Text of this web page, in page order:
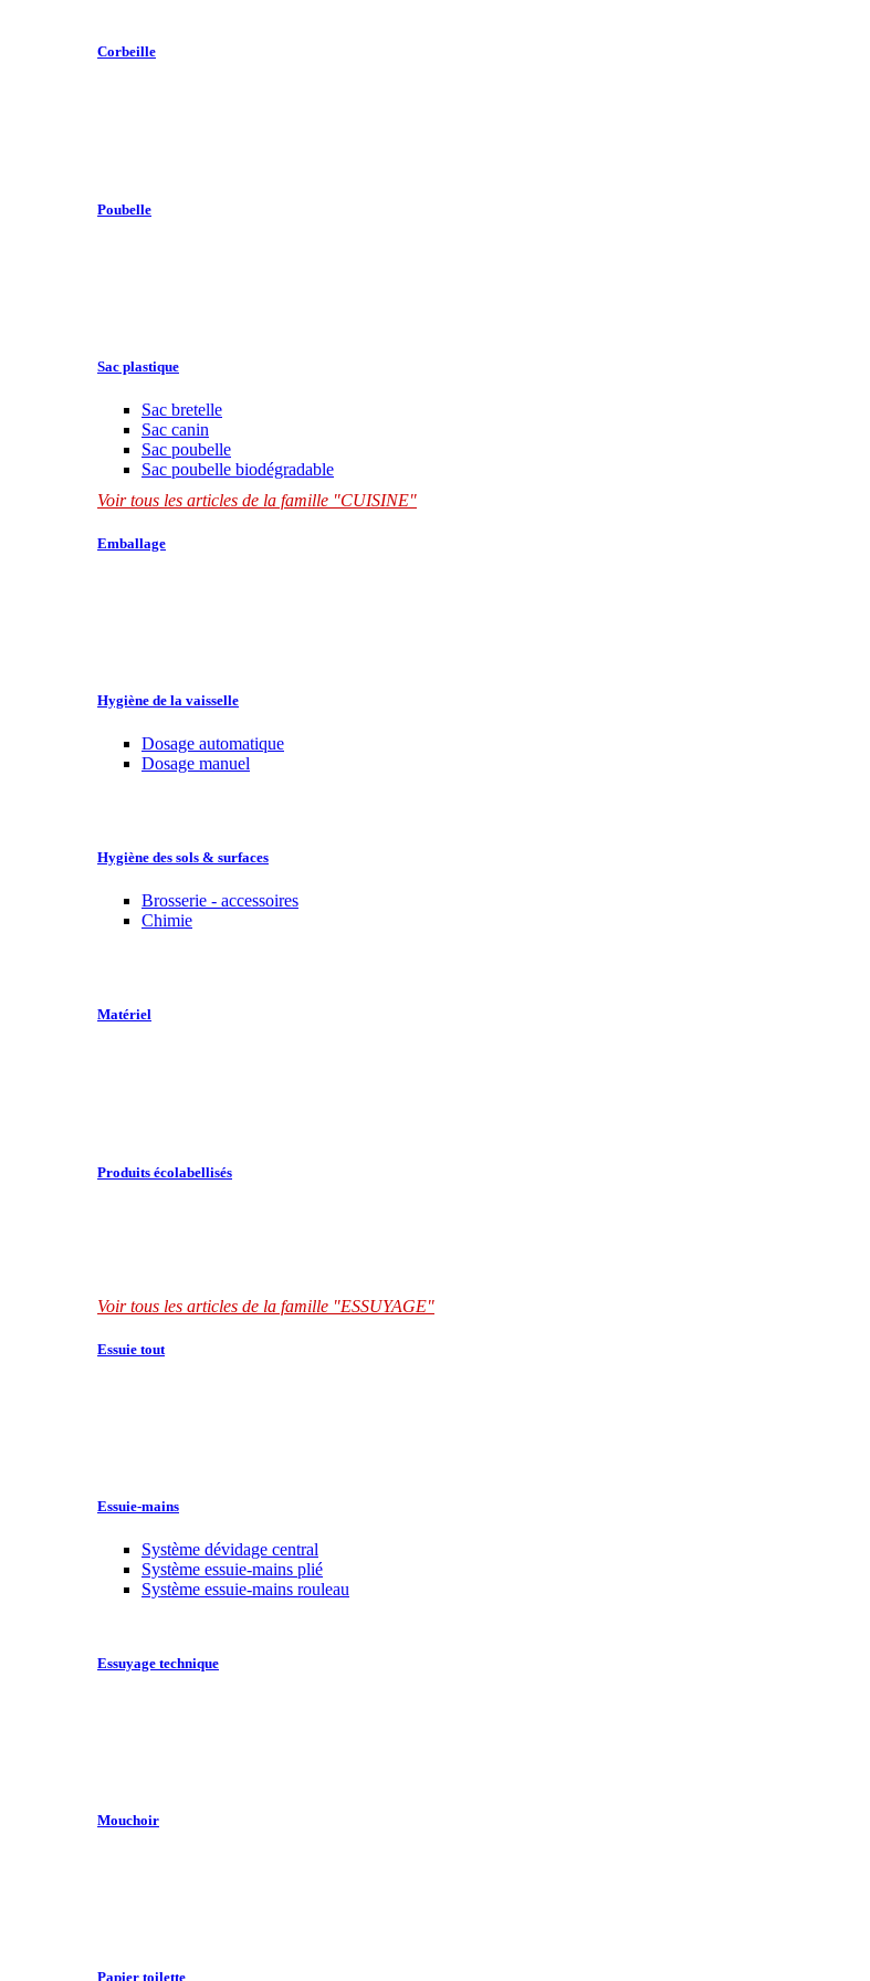
Corbeille
Poubelle
Sac plastique
Sac bretelle
Sac canin
Sac poubelle
Sac poubelle biodégradable
Voir tous les articles de la famille "CUISINE"
Emballage
Hygiène de la vaisselle
Dosage automatique
Dosage manuel
Hygiène des sols & surfaces
Brosserie - accessoires
Chimie
Matériel
Produits écolabellisés
Voir tous les articles de la famille "ESSUYAGE"
Essuie tout
Essuie-mains
Système dévidage central
Système essuie-mains plié
Système essuie-mains rouleau
Essuyage technique
Mouchoir
Papier toilette